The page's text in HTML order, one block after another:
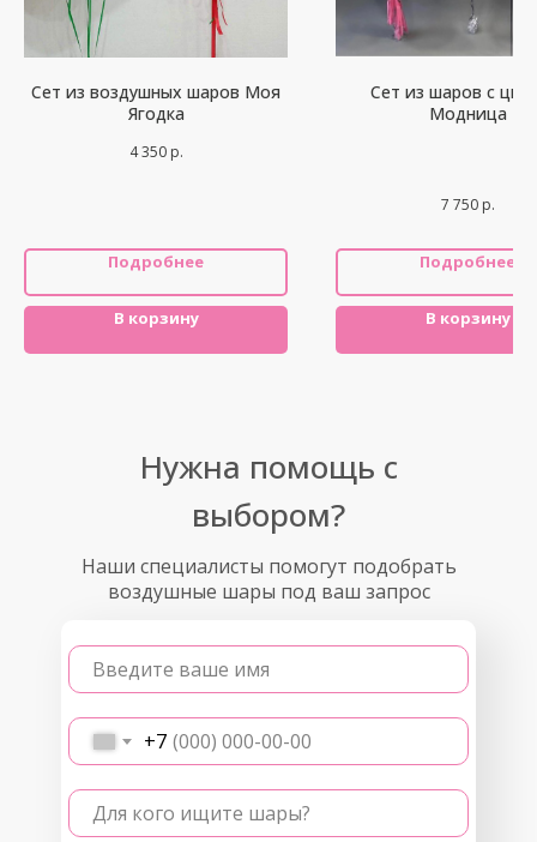
Сет из воздушных шаров Моя
Ягодка
4 350 р.
Подробнее
В корзину
Сет из шаров с
Модница
7 750 р.
Подробнее
В корзину
Наши специалисты помогут подобрать
воздушные шары под ваш запрос
Введите ваше имя
+7
Для кого ищите шары?
Нужна помощь с
выбором?